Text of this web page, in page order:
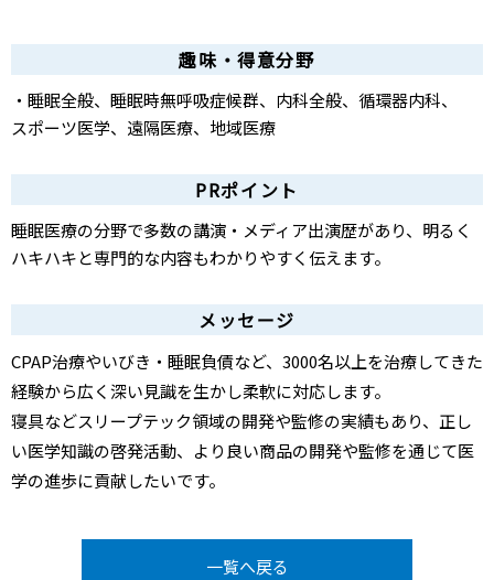
趣味・得意分野
・睡眠全般、睡眠時無呼吸症候群、内科全般、循環器内科、
スポーツ医学、遠隔医療、地域医療
PRポイント
睡眠医療の分野で多数の講演・メディア出演歴があり、明るく
ハキハキと専門的な内容もわかりやすく伝えます。
メッセージ
CPAP治療やいびき・睡眠負債など、3000名以上を治療してきた
経験から広く深い見識を生かし柔軟に対応します。
寝具などスリープテック領域の開発や監修の実績もあり、正し
い医学知識の啓発活動、より良い商品の開発や監修を通じて医
学の進歩に貢献したいです。
一覧へ戻る